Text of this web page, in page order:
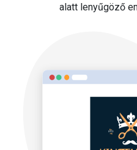
alatt lenyűgöző